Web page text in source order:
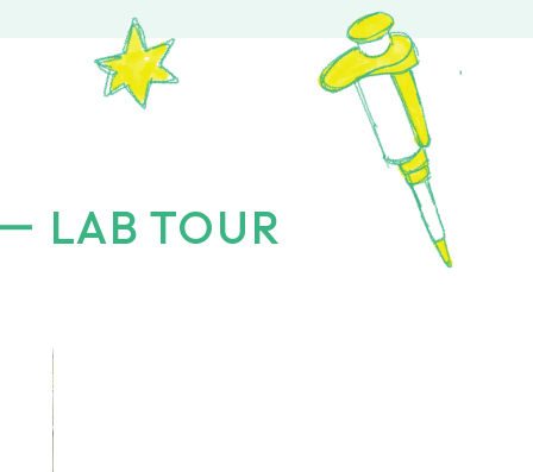
LAB TOUR